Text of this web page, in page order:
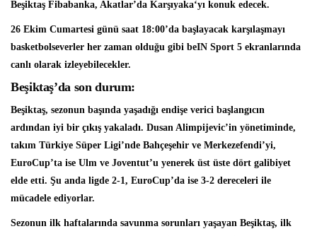
Beşiktaş Fibabanka, Akatlar’da Karşıyaka‘yı konuk edecek.
26 Ekim Cumartesi günü saat 18:00’da başlayacak karşılaşmayı
basketbolseverler her zaman olduğu gibi beIN Sport 5 ekranlarında
canlı olarak izleyebilecekler.
Beşiktaş’da son durum:
Beşiktaş, sezonun başında yaşadığı endişe verici başlangıcın
ardından iyi bir çıkış yakaladı. Dusan Alimpijevic’in yönetiminde,
takım Türkiye Süper Ligi’nde Bahçeşehir ve Merkezefendi’yi,
EuroCup’ta ise Ulm ve Joventut’u yenerek üst üste dört galibiyet
elde etti. Şu anda ligde 2-1, EuroCup’da ise 3-2 dereceleri ile
mücadele ediyorlar.
Sezonun ilk haftalarında savunma sorunları yaşayan Beşiktaş, ilk